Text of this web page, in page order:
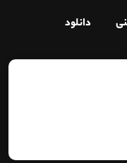
دانلود